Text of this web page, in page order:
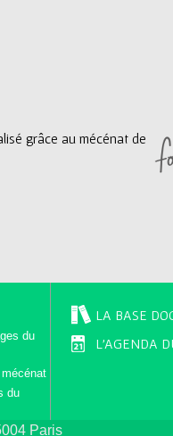
grâce au mécénat de
du
du
LA BASE
L'AGENDA
Paris